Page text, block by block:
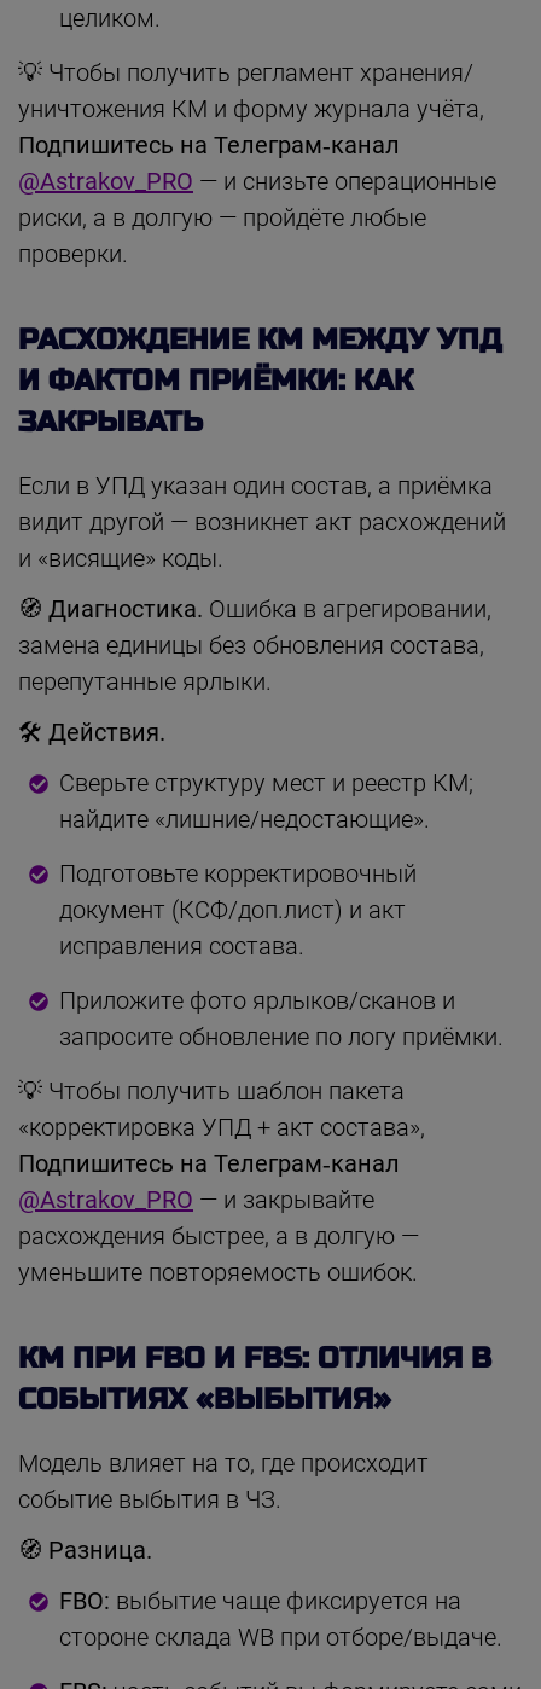
целиком.
💡 Чтобы получить регламент хранения/
уничтожения КМ и форму журнала учёта,
Подпишитесь на Телеграм‑канал
@Astrakov_PRO — и снизьте операционные
риски, а в долгую — пройдёте любые
проверки.
РАСХОЖДЕНИЕ КМ МЕЖДУ УПД
И ФАКТОМ ПРИЁМКИ: КАК
ЗАКРЫВАТЬ
Если в УПД указан один состав, а приёмка
видит другой — возникнет акт расхождений
и «висящие» коды.
🧭 Диагностика. Ошибка в агрегировании,
замена единицы без обновления состава,
перепутанные ярлыки.
🛠 Действия.
Сверьте структуру мест и реестр КМ;
найдите «лишние/недостающие».
Подготовьте корректировочный
документ (КСФ/доп.лист) и акт
исправления состава.
Приложите фото ярлыков/сканов и
запросите обновление по логу приёмки.
💡 Чтобы получить шаблон пакета
«корректировка УПД + акт состава»,
Подпишитесь на Телеграм‑канал
@Astrakov_PRO — и закрывайте
расхождения быстрее, а в долгую —
уменьшите повторяемость ошибок.
КМ ПРИ FBO И FBS: ОТЛИЧИЯ В
СОБЫТИЯХ «ВЫБЫТИЯ»
Модель влияет на то, где происходит
событие выбытия в ЧЗ.
🧭 Разница.
FBO: выбытие чаще фиксируется на
стороне склада WB при отборе/выдаче.